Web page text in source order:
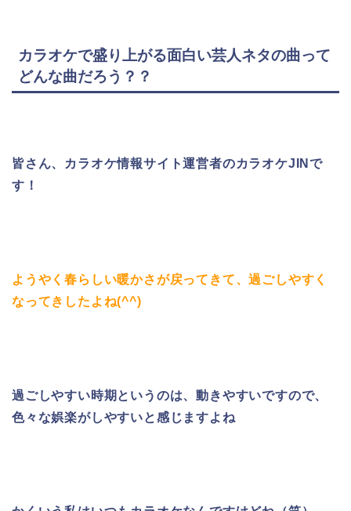
カラオケで盛り上がる面白い芸人ネタの曲って
どんな曲だろう？？
皆さん、カラオケ情報サイト運営者のカラオケJINで
す！
ようやく春らしい暖かさが戻ってきて、過ごしやすく
なってきしたよね(^^)
過ごしやすい時期というのは、動きやすいですので、
色々な娯楽がしやすいと感じますよね